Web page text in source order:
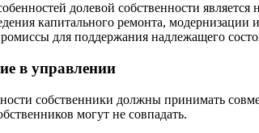
долевой собственности является
капитального ремонта,
для поддержания надлежащего
в управлении
собственники должны принимать
могут не совпадать.